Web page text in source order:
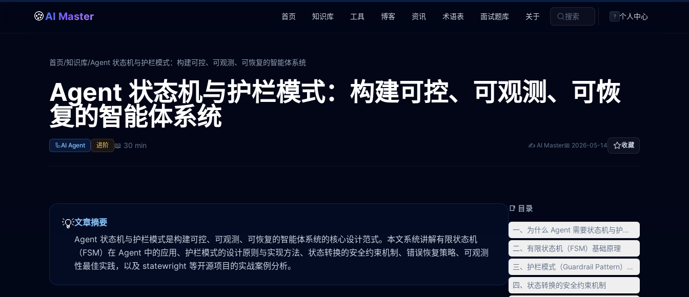
🍪AI Master 首页 知识库 工具 博客 资讯 术语表 面试题库 关于 搜索 ? 个人中心
首页/知识库/Agent 状态机与护栏模式：构建可控、可观测、可恢复的智能体系统
Agent 状态机与护栏模式：构建可控、可观测、可恢
复的智能体系统
🦾AI Agent 进阶 📖 30 min ✍️ AI Master📅 2026-05-14 收藏
💡文章摘要
Agent 状态机与护栏模式是构建可控、可观测、可恢复的智能体系统的核心设计范式。本文系统讲解有限状态机
（FSM）在 Agent 中的应用、护栏模式的设计原则与实现方法、状态转换的安全约束机制、错误恢复策略、可观测
性最佳实践，以及 statewright 等开源项目的实战案例分析。
📑 目录
一、为什么 Agent 需要状态机与护栏？
二、有限状态机（FSM）基础原理
三、护栏模式（Guardrail Pattern）的设计与实现
四、状态转换的安全约束机制